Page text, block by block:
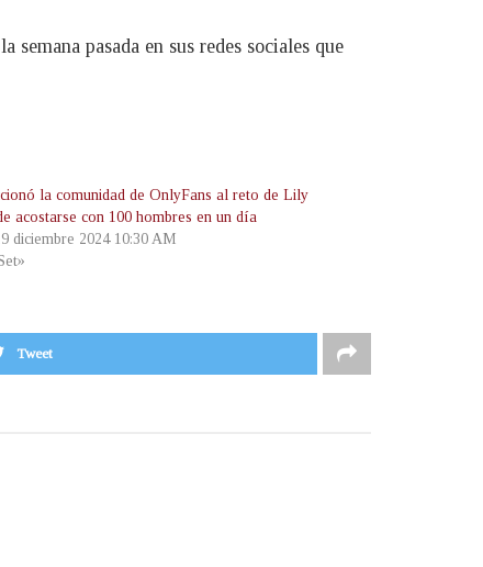
pasada en sus redes sociales que
la comunidad de OnlyFans al reto de Lily
acostarse con 100 hombres en un día
diciembre 2024 10:30 AM
Tweet